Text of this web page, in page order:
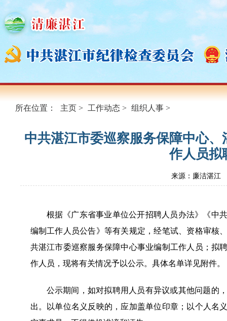
所在位置： 主页 > 工作动态 > 组织人事 >
中共湛江市委巡察服务保障中心
作人员拟
来源：廉洁湛江
根据《广东省事业单位公开招聘人员办法》《中
编制工作人员公告》等有关规定，经笔试、资格审核
共湛江市委巡察服务保障中心事业编制工作人员；拟
作人员，现将有关情况予以公示。具体名单详见附件。
公示期间，如对拟聘用人员有异议或其他问题的
出。以单位名义反映的，应加盖单位印章；以个人名